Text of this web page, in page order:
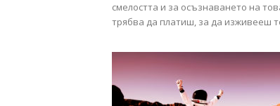
смелостта и за осъзнаването на
трябва да платиш, за да изживееш